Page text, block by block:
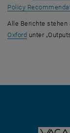
Policy
Alle Berichte stehen
Oxford, öffnet eine
unter „